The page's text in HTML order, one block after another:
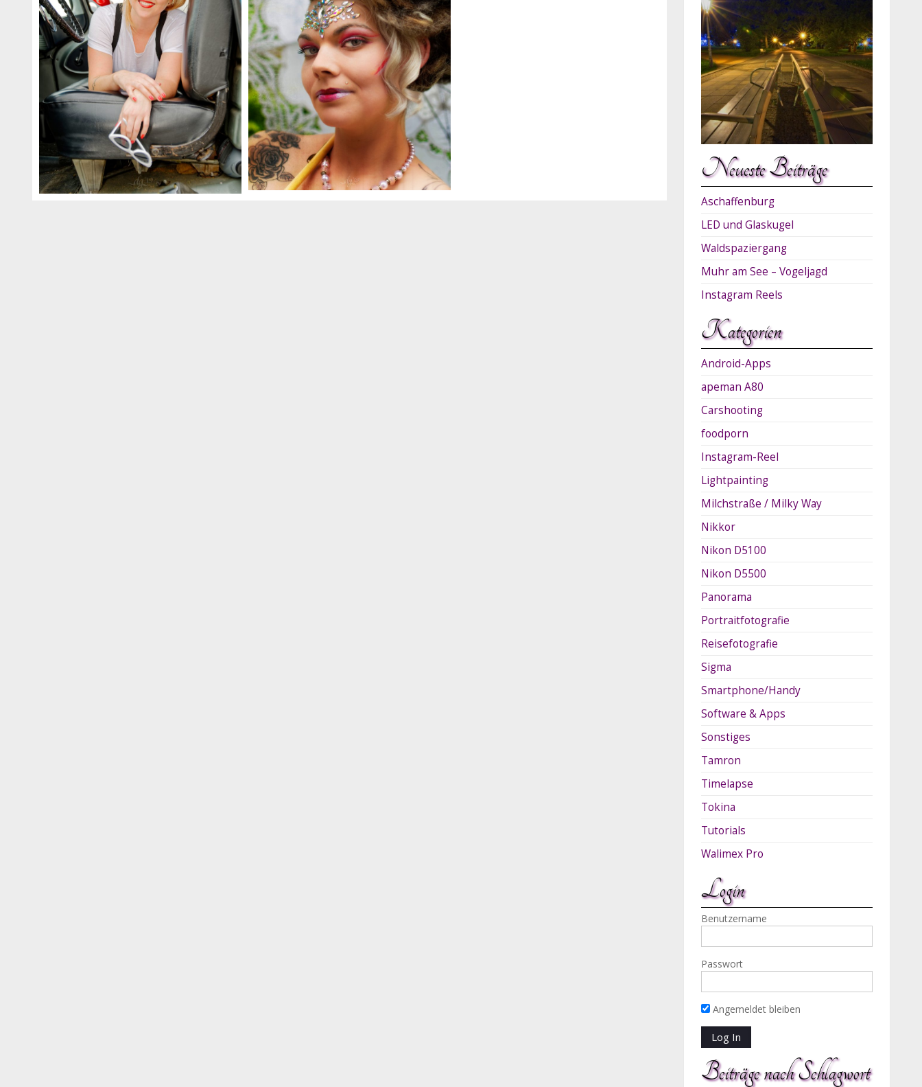
Neueste Beiträge
Aschaffenburg
LED und Glaskugel
Waldspaziergang
Muhr am See – Vogeljagd
Instagram Reels
Kategorien
Android-Apps
apeman A80
Carshooting
foodporn
Instagram-Reel
Lightpainting
Milchstraße / Milky Way
Nikkor
Nikon D5100
Nikon D5500
Panorama
Portraitfotografie
Reisefotografie
Sigma
Smartphone/Handy
Software & Apps
Sonstiges
Tamron
Timelapse
Tokina
Tutorials
Walimex Pro
Login
Benutzername
Passwort
Angemeldet bleiben
Beiträge nach Schlagwort